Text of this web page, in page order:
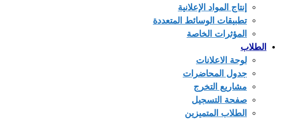
إنتاج المواد الإعلانية
تطبيقات الوسائط المتعددة
المؤثرات الخاصة
الطلاب
لوحة الاعلانات
جدول المحاضرات
مشاريع التخرج
صفحة التسجيل
الطلاب المتميزين